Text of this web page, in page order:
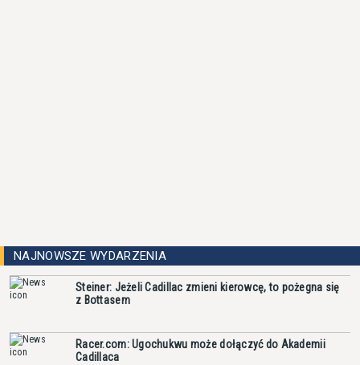
NAJNOWSZE WYDARZENIA
Steiner: Jeżeli Cadillac zmieni kierowcę, to pożegna się
z Bottasem
Racer.com: Ugochukwu może dołączyć do Akademii
Cadillaca